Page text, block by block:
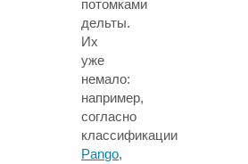
потомками
дельты.
Их
уже
немало:
например,
согласно
классификации
Pango,